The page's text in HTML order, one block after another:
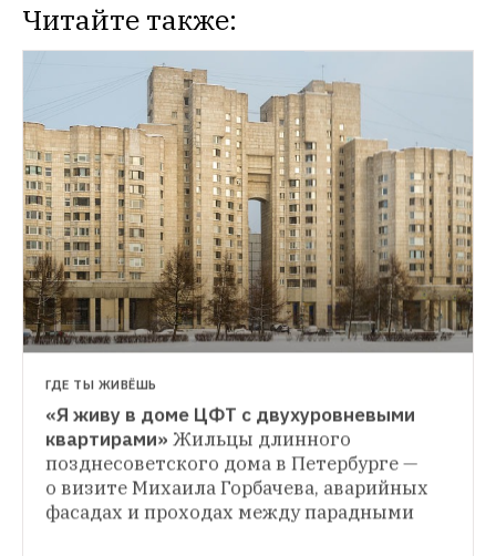
Читайте также:
НОВОСТИ
Сбербанк построит в Рублево-
Архангельском умный городНа
реализацию проекта уйдет десять лет
ПРЕДПРИНИМАТЕЛИ
«Город-сад»: Как создать сеть городских
супермаркетов за три года Дарья
Лисиченко занималась ЗОЖ-напитками,
руководила рынком в Конькове, а теперь
ГДЕ ТЫ ЖИВЁШЬ
«Я живу в доме ЦФТ с двухуровневыми
квартирами» Жильцы длинного
позднесоветского дома в Петербурге —
о визите Михаила Горбачева, аварийных
фасадах и проходах между парадными